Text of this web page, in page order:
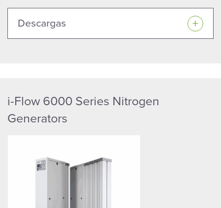
Descargas
i-Flow 6000 Series Nitrogen
Generators